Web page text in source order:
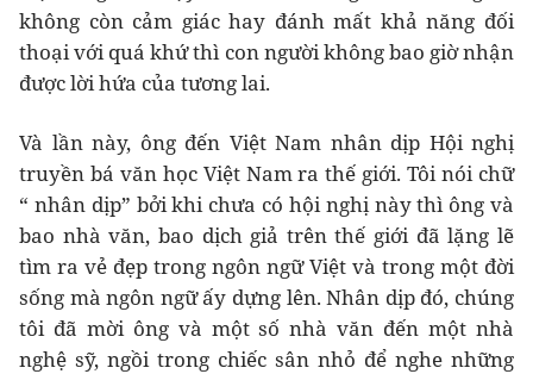
không còn cảm giác hay đánh mất khả năng đối
thoại với quá khứ thì con người không bao giờ nhận
được lời hứa của tương lai.
Và lần này, ông đến Việt Nam nhân dịp Hội nghị
truyền bá văn học Việt Nam ra thế giới. Tôi nói chữ
“ nhân dịp” bởi khi chưa có hội nghị này thì ông và
bao nhà văn, bao dịch giả trên thế giới đã lặng lẽ
tìm ra vẻ đẹp trong ngôn ngữ Việt và trong một đời
sống mà ngôn ngữ ấy dựng lên. Nhân dịp đó, chúng
tôi đã mời ông và một số nhà văn đến một nhà
nghệ sỹ, ngồi trong chiếc sân nhỏ để nghe những